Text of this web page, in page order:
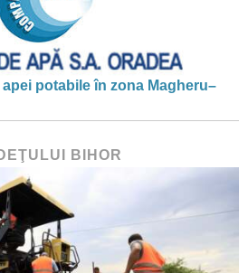
potabile în zona Magheru–
BIHOR